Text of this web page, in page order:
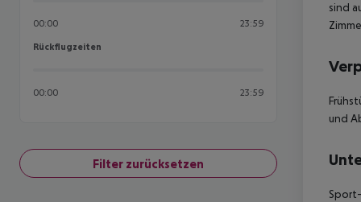
00:00 23:59
Rückflugzeiten
Rückflugzeiten
00:00 23:59
Filter zurücksetzen
sind
und